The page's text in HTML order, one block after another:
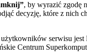
, by wyrazić zgodę
decyzję, które z nich
serwisu jest
Centrum